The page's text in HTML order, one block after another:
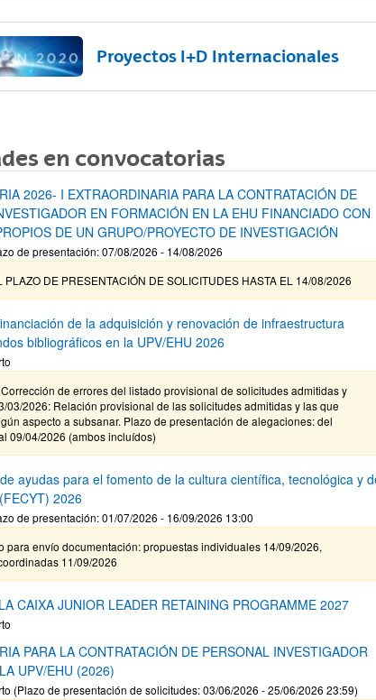
Proyectos I+D Internacionales
en convocatorias
2026- I EXTRAORDINARIA PARA LA CONTRATACIÓN DE
EN FORMACIÓN EN LA EHU FINANCIADO CON
DE UN GRUPO/PROYECTO DE INVESTIGACIÓN
de presentación: 07/08/2026 - 14/08/2026
PLAZO DE PRESENTACIÓN DE SOLICITUDES HASTA EL 14/08/2026
de la adquisición y renovación de infraestructura
bibliográficos en la UPV/EHU 2026
de errores del listado provisional de solicitudes admitidas y
03/2026: Relación provisional de las solicitudes admitidas y las que
aspecto a subsanar. Plazo de presentación de alegaciones: del
09/04/2026 (ambos incluídos)
ayudas para el fomento de la cultura científica, tecnológica y
2026
de presentación: 01/07/2026 - 16/09/2026 13:00
para envío documentación: propuestas individuales 14/09/2026,
11/09/2026
CAIXA JUNIOR LEADER RETAINING PROGRAMME 2027
PARA LA CONTRATACIÓN DE PERSONAL INVESTIGADOR
UPV/EHU (2026)
(Plazo de presentación de solicitudes: 03/06/2026 - 25/06/2026 23:59)